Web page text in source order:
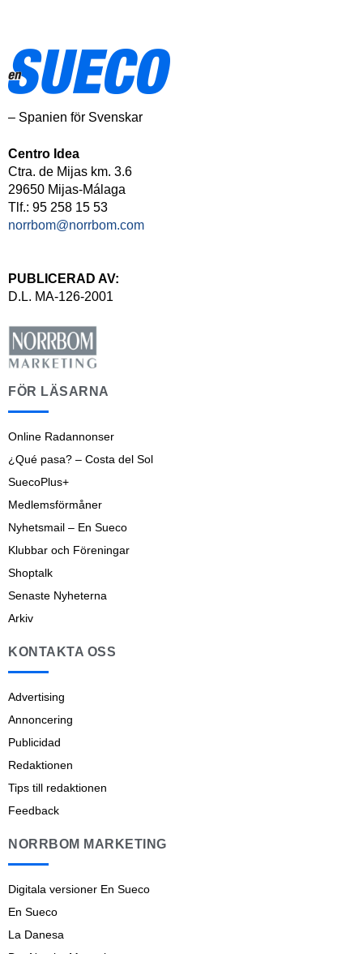
– Spanien för Svenskar
Centro Idea
Ctra. de Mijas km. 3.6
29650 Mijas-Málaga
Tlf.: 95 258 15 53
norrbom@norrbom.com
PUBLICERAD AV:
D.L. MA-126-2001
FÖR LÄSARNA
Online Radannonser
¿Qué pasa? – Costa del Sol
SuecoPlus+
Medlemsförmåner
Nyhetsmail – En Sueco
Klubbar och Föreningar
Shoptalk
Senaste Nyheterna
Arkiv
KONTAKTA OSS
Advertising
Annoncering
Publicidad
Redaktionen
Tips till redaktionen
Feedback
NORRBOM MARKETING
Digitala versioner En Sueco
En Sueco
La Danesa